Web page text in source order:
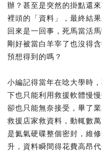
辦？甚至是突然的掛點還
裡頭的「資料」，最終結
回來是一回事，死馬當活
剛好被當白羊宰了也沒得
預想得到的嗎？
小編記得當年在唸大學時
下也只能利用救援軟體慢
卻也只能無奈接受，畢了
救援店家救資料，動輒數
是氦氣硬碟整個密封，維
升，資料瞬間得花費高昂